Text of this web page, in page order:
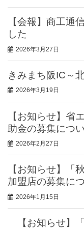
【会報】商工通
した
2026年3月27日
きみまち阪IC～
2026年3月19日
【お知らせ】省
助金の募集につ
2026年2月27日
【お知らせ】「
加盟店の募集に
2026年1月15日
【お知らせ】